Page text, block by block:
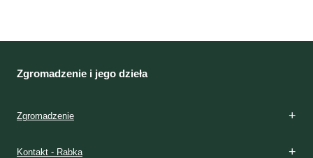
Zgromadzenie i jego dzieła
Zgromadzenie
Kontakt - Rabka